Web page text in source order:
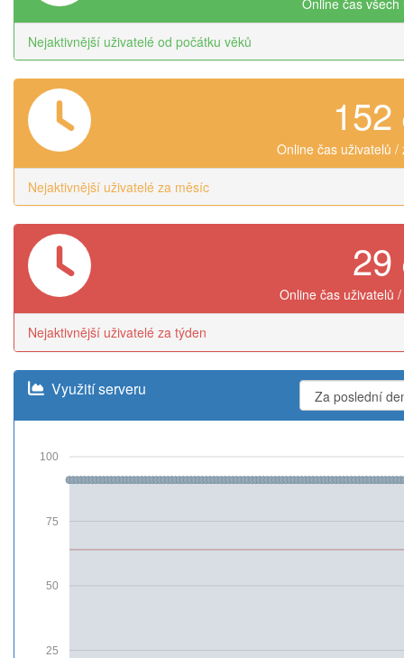
Nejaktivnější uživatelé od počátku věků
152
Online čas uživatelů /
Nejaktivnější uživatelé za měsíc
29
Online čas uživatelů
Nejaktivnější uživatelé za týden
Využití serveru
25
50
75
100